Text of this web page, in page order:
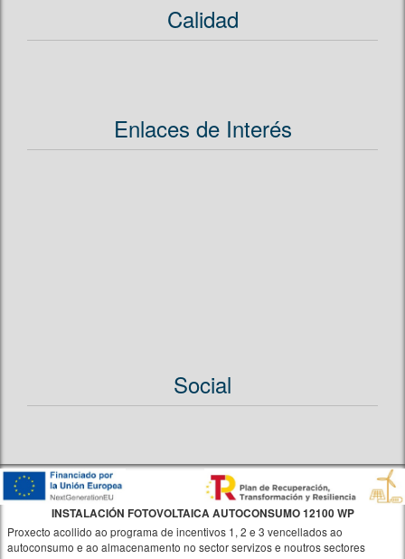
Calidad
Enlaces de Interés
Social
INSTALACIÓN FOTOVOLTAICA AUTOCONSUMO 12100 WP
Proxecto acollido ao programa de incentivos 1, 2 e 3 vencellados ao
autoconsumo e ao almacenamento no sector servizos e noutros sectores